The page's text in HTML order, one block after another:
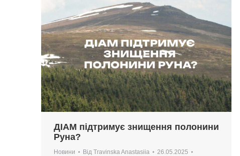
ДІАМ підтримує знищення полонини
Руна?
Новини Від Travinska Anastasiia
26.05.2025